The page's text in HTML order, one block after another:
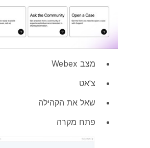
מצב Webex
צ'אט
שאל את הקהילה
פתח מקרה